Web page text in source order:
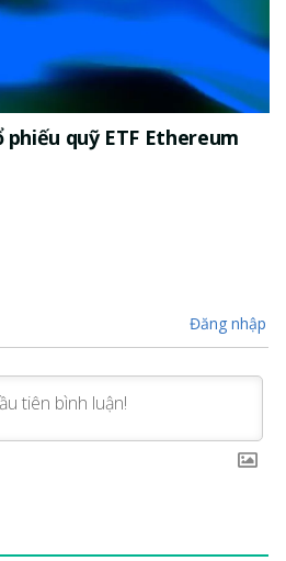
phiếu quỹ ETF Ethereum
Đăng nhập